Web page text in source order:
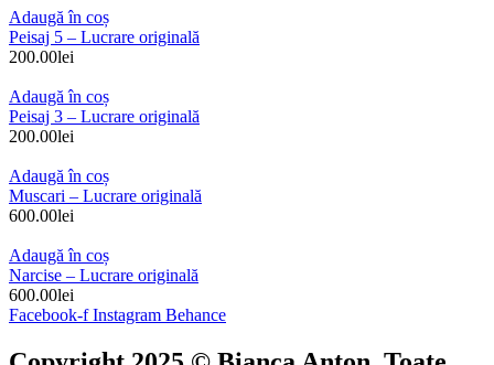
Adaugă în coș
Peisaj 5 – Lucrare originală
200.00lei
Adaugă în coș
Peisaj 3 – Lucrare originală
200.00lei
Adaugă în coș
Muscari – Lucrare originală
600.00lei
Adaugă în coș
Narcise – Lucrare originală
600.00lei
Facebook-f Instagram Behance